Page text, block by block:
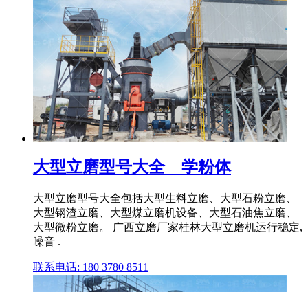
大型立磨型号大全 _ 学粉体
大型立磨型号大全包括大型生料立磨、大型石粉立磨、
大型钢渣立磨、大型煤立磨机设备、大型石油焦立磨、
大型微粉立磨。 广西立磨厂家桂林大型立磨机运行稳定,
噪音 .
联系电话: 180 3780 8511